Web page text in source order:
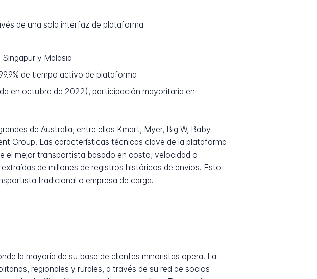
de una sola interfaz de plataforma
y Malasia
de tiempo activo de plataforma
en octubre de 2022), participación mayoritaria en
de Australia, entre ellos Kmart, Myer, Big W, Baby
Group. Las características técnicas clave de la plataforma
el mejor transportista basado en costo, velocidad o
de millones de registros históricos de envíos. Esto
tradicional o empresa de carga.
la mayoría de su base de clientes minoristas opera. La
regionales y rurales, a través de su red de socios